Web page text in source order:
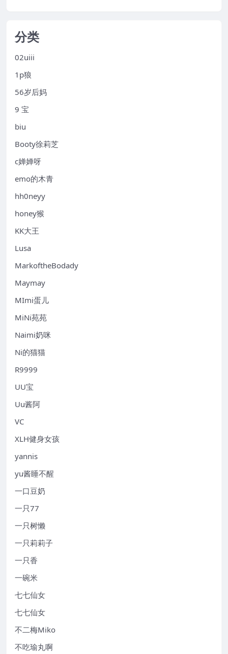
分类
02uiii
1p狼
56岁后妈
9 宝
biu
Booty徐莉芝
c婵婵呀
emo的木青
hh0neyy
honey猴
KK大王
Lusa
MarkoftheBodady
Maymay
MImi蛋儿
MiNi苑苑
Naimi奶咪
Ni的猫猫
R9999
UU宝
Uu酱阿
VC
XLH健身女孩
yannis
yu酱睡不醒
一口豆奶
一只77
一只树懒
一只莉莉子
一只香
一碗米
七七仙女
七七仙女
不二梅Miko
不吃瑜丸啊